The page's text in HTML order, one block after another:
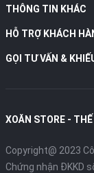
THÔNG TIN KHÁC
HỖ TRỢ KHÁCH
GỌI TƯ VẤN &
XOĂN STORE -
Copyright@ 2023
Chứng nhận ĐKKD